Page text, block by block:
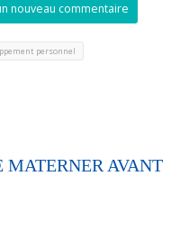
nouveau commentaire
personnel
MATERNER AVANT